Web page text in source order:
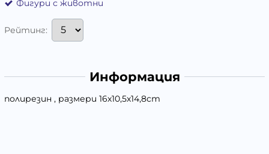
Фигури с животни
Рейтинг:
Информация
полирезин , размери 16х10,5х14,8cm